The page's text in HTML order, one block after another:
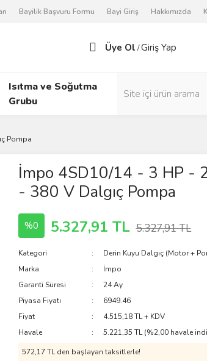
Bayilik Başvuru Formu Bayi Giriş Hakkımızda
Üye Ol /Giriş Yap
Isıtma ve Soğutma
Grubu
Pompa
İmpo 4SD10/14 - 3 HP -
- 380 V Dalgıç Pompa
%0 5.327,91 TL 5.327,91 TL
Kategori
Derin Kuyu Dalgıç (Motor +
Marka
İmpo
Garanti Süresi
24 Ay
Piyasa Fiyatı
6949.46
Fiyat
4.515,18 TL + KDV
Havale
5.221,35 TL (%2,00 havale
572,17 TL den başlayan taksitlerle!